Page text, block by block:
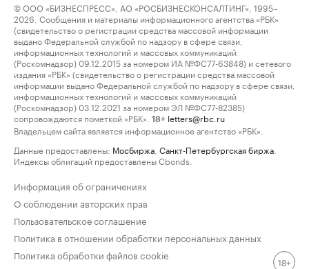
© ООО «БИЗНЕСПРЕСС», АО «РОСБИЗНЕСКОНСАЛТИНГ», 1995–
2026. Сообщения и материалы информационного агентства «РБК»
(свидетельство о регистрации средства массовой информации
выдано Федеральной службой по надзору в сфере связи,
информационных технологий и массовых коммуникаций
(Роскомнадзор) 09.12.2015 за номером ИА №ФС77-63848) и сетевого
издания «РБК» (свидетельство о регистрации средства массовой
информации выдано Федеральной службой по надзору в сфере связи,
информационных технологий и массовых коммуникаций
(Роскомнадзор) 03.12.2021 за номером ЭЛ №ФС77-82385)
сопровождаются пометкой «РБК».
18+ letters@rbc.ru
Владельцем сайта является информационное агентство «РБК».
Данные предоставлены: Мосбиржа Санкт-Петербургская биржа
Индексы облигаций предоставлены Cbonds.
Информация об ограничениях
О соблюдении авторских прав
Пользовательское соглашение
Политика в отношении обработки персональных данных
Политика обработки файлов cookie
18+